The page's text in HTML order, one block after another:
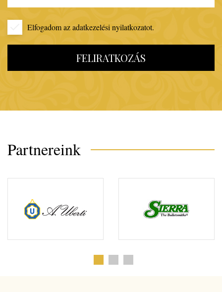
Elfogadom azadatkezelési nyilatkozatot.
FELIRATKOZÁS
Partnereink